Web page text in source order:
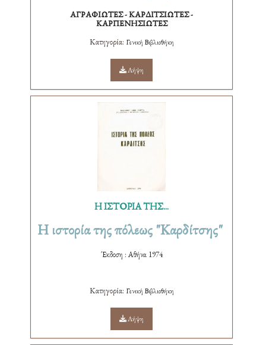
ΑΓΡΑΦΙΩΤΕΣ - ΚΑΡΔΙΤΣΙΩΤΕΣ -
ΚΑΡΠΕΝΗΣΙΩΤΕΣ
Κατηγορία: Γενική Βιβλιοθήκη
Λήψη
Η ΙΣΤΟΡΙΑ ΤΗΣ...
Η ιστορία της πόλεως "Καρδίτσης"
Έκδοση : Αθήνα 1974
Κατηγορία: Γενική Βιβλιοθήκη
Λήψη